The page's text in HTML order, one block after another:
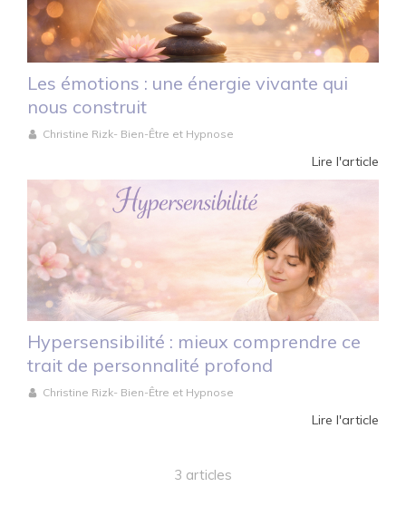
Les émotions : une énergie vivante qui
nous construit
Christine Rizk- Bien-Être et Hypnose
Lire l'article
Hypersensibilité : mieux comprendre ce
trait de personnalité profond
Christine Rizk- Bien-Être et Hypnose
Lire l'article
3 articles